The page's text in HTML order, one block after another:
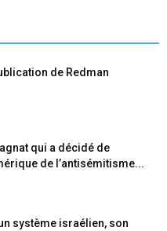
de Redman
qui a décidé de
de l’antisémitisme...
système israélien, son